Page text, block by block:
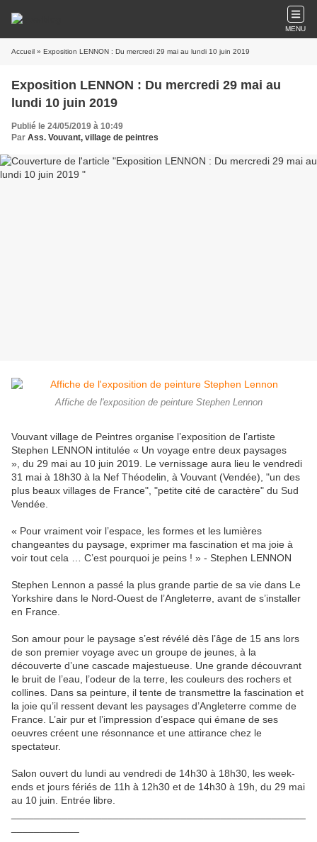
MENU
Accueil » Exposition LENNON : Du mercredi 29 mai au lundi 10 juin 2019
Exposition LENNON : Du mercredi 29 mai au
lundi 10 juin 2019
Publié le 24/05/2019 à 10:49
Par Ass. Vouvant, village de peintres
Affiche de l'exposition de peinture Stephen Lennon
Vouvant village de Peintres organise l’exposition de l’artiste
Stephen LENNON intitulée « Un voyage entre deux paysages
», du 29 mai au 10 juin 2019. Le vernissage aura lieu le vendredi
31 mai à 18h30 à la Nef Théodelin, à Vouvant (Vendée), "un des
plus beaux villages de France", "petite cité de caractère" du Sud
Vendée.
« Pour vraiment voir l’espace, les formes et les lumières
changeantes du paysage, exprimer ma fascination et ma joie à
voir tout cela … C’est pourquoi je peins ! » - Stephen LENNON
Stephen Lennon a passé la plus grande partie de sa vie dans Le
Yorkshire dans le Nord-Ouest de l’Angleterre, avant de s’installer
en France.
Son amour pour le paysage s’est révélé dès l’âge de 15 ans lors
de son premier voyage avec un groupe de jeunes, à la
découverte d’une cascade majestueuse. Une grande découvrant
le bruit de l’eau, l’odeur de la terre, les couleurs des rochers et
collines. Dans sa peinture, il tente de transmettre la fascination et
la joie qu’il ressent devant les paysages d’Angleterre comme de
France. L’air pur et l’impression d’espace qui émane de ses
oeuvres créent une résonnance et une attirance chez le
spectateur.
Salon ouvert du lundi au vendredi de 14h30 à 18h30, les week-
ends et jours fériés de 11h à 12h30 et de 14h30 à 19h, du 29 mai
au 10 juin. Entrée libre.